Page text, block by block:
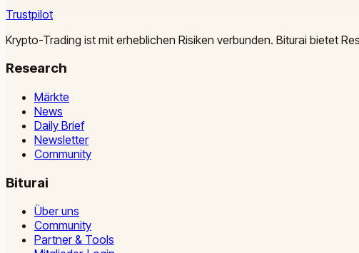
Trustpilot
Krypto-Trading ist mit erheblichen Risiken verbunden. Biturai bietet
Research
Märkte
News
Daily Brief
Newsletter
Community
Biturai
Über uns
Community
Partner & Tools